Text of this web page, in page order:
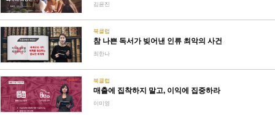
김윤진
북클럽
참 나쁜 독서가 빚어낸 인류 최악의 사건
최한나
북클럽
매출에 집착하지 말고, 이익에 집중하라
이미영